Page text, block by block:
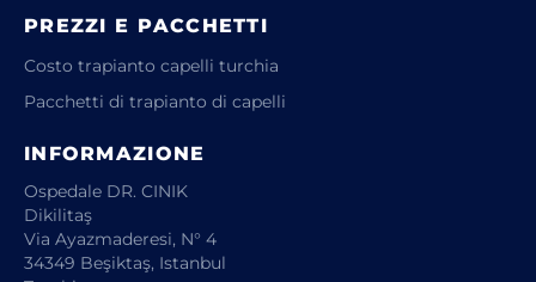
PREZZI E PACCHETTI
Costo trapianto capelli turchia
Pacchetti di trapianto di capelli
INFORMAZIONE
Ospedale DR. CINIK
Dikilitaş
Via Ayazmaderesi, N° 4
34349 Beşiktaş, Istanbul